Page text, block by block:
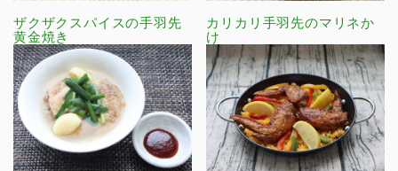
ザクザクスパイスの手羽先
黄金焼き
カリカリ手羽先のマリネか
け